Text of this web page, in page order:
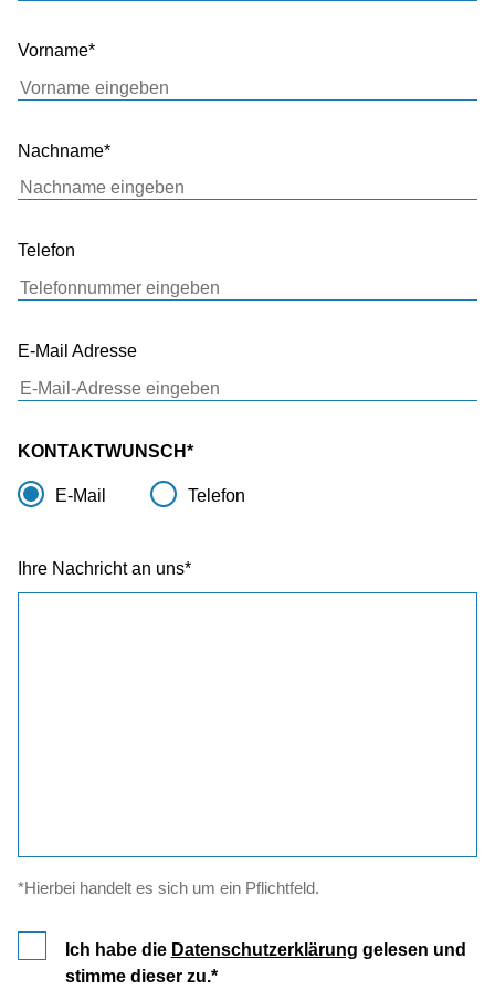
Vorname
Nachname
Telefon
E-Mail Adresse
KONTAKTWUNSCH
E-Mail Telefon
Ihre Nachricht an uns
*Hierbei handelt es sich um ein Pflichtfeld.
Ich habe die Datenschutzerklärung gelesen und
stimme dieser zu.